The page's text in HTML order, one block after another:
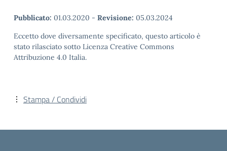
Pubblicato: 01.03.2020 - Revisione: 05.03.2024
Eccetto dove diversamente specificato, questo articolo è
stato rilasciato sotto Licenza Creative Commons
Attribuzione 4.0 Italia.
Stampa / Condividi